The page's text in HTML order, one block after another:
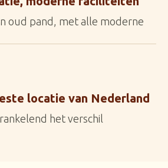
oud pand, met alle moderne
locatie van Nederland
het verschil